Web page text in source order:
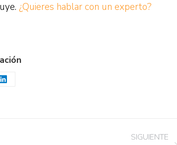
¿Quieres hablar con un experto?
Share
SIGUIENTE